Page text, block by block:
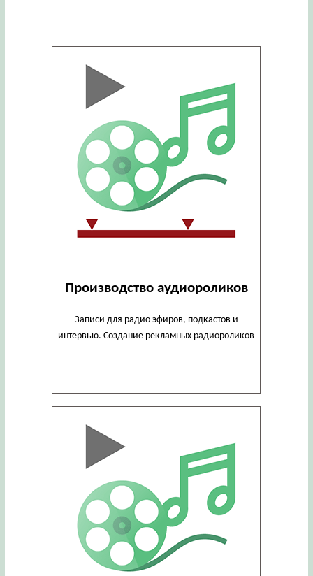
Производство аудиороликов
Записи для радио эфиров, подкастов и
интервью. Создание рекламных радиороликов